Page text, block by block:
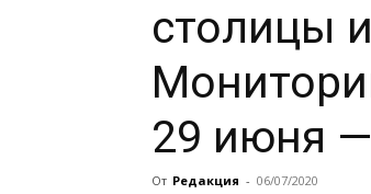
столицы
29 июня
От Редакция - 06/07/2020